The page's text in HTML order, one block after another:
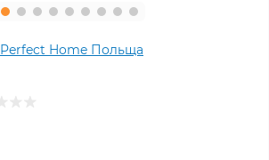
Perfect Home Польща